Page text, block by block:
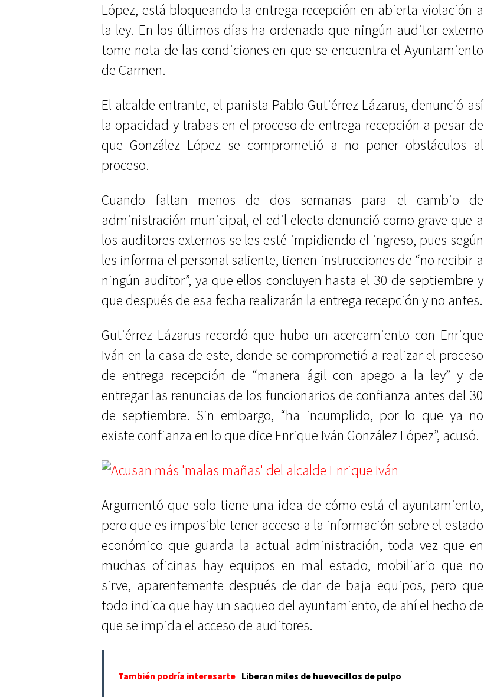
López, está bloqueando la entrega-recepción en abierta violación a
la ley. En los últimos días ha ordenado que ningún auditor externo
tome nota de las condiciones en que se encuentra el Ayuntamiento
de Carmen.
El alcalde entrante, el panista Pablo Gutiérrez Lázarus, denunció así
la opacidad y trabas en el proceso de entrega-recepción a pesar de
que González López se comprometió a no poner obstáculos al
proceso.
Cuando faltan menos de dos semanas para el cambio de
administración municipal, el edil electo denunció como grave que a
los auditores externos se les esté impidiendo el ingreso, pues según
les informa el personal saliente, tienen instrucciones de “no recibir a
ningún auditor”, ya que ellos concluyen hasta el 30 de septiembre y
que después de esa fecha realizarán la entrega recepción y no antes.
Gutiérrez Lázarus recordó que hubo un acercamiento con Enrique
Iván en la casa de este, donde se comprometió a realizar el proceso
de entrega recepción de “manera ágil con apego a la ley” y de
entregar las renuncias de los funcionarios de confianza antes del 30
de septiembre. Sin embargo, “ha incumplido, por lo que ya no
existe confianza en lo que dice Enrique Iván González López”, acusó.
Argumentó que solo tiene una idea de cómo está el ayuntamiento,
pero que es imposible tener acceso a la información sobre el estado
económico que guarda la actual administración, toda vez que en
muchas oficinas hay equipos en mal estado, mobiliario que no
sirve, aparentemente después de dar de baja equipos, pero que
todo indica que hay un saqueo del ayuntamiento, de ahí el hecho de
que se impida el acceso de auditores.
También podría interesarte Liberan miles de huevecillos de pulpo